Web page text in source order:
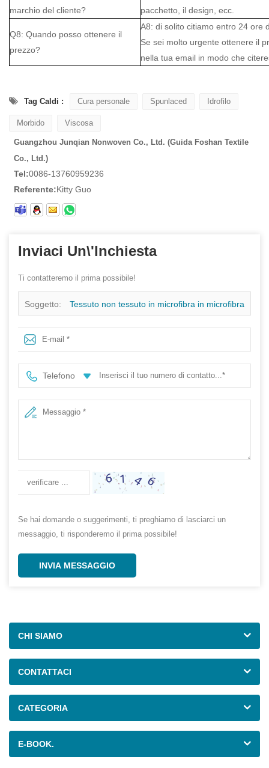
marchio del cliente?
pacchetto, il design, ecc.
Q8: Quando posso ottenere il
prezzo?
A8: di solito citiamo entro 24 ore
Se sei molto urgente ottenere il
nella tua email in modo che
Tag Caldi : Cura personale Spunlaced Idrofilo
Morbido Viscosa
Guangzhou Junqian Nonwoven Co., Ltd. (Guida Foshan Textile
Co., Ltd.)
Tel:0086-13760959236
Referente:Kitty Guo
Inviaci Un\'inchiesta
Ti contatteremo il prima possibile!
Soggetto: Tessuto non tessuto in microfibra in microfibra
in microfibra riutilizzabile per produttore di asciugamani
per capelli in microfibra
Telefono
Se hai domande o suggerimenti, ti preghiamo di lasciarci un
messaggio, ti risponderemo il prima possibile!
INVIA MESSAGGIO
CHI SIAMO
CONTATTACI
CATEGORIA
E-BOOK.